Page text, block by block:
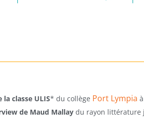
la classe ULIS* du collège Port Lympia
de Maud Mallay du rayon littérature